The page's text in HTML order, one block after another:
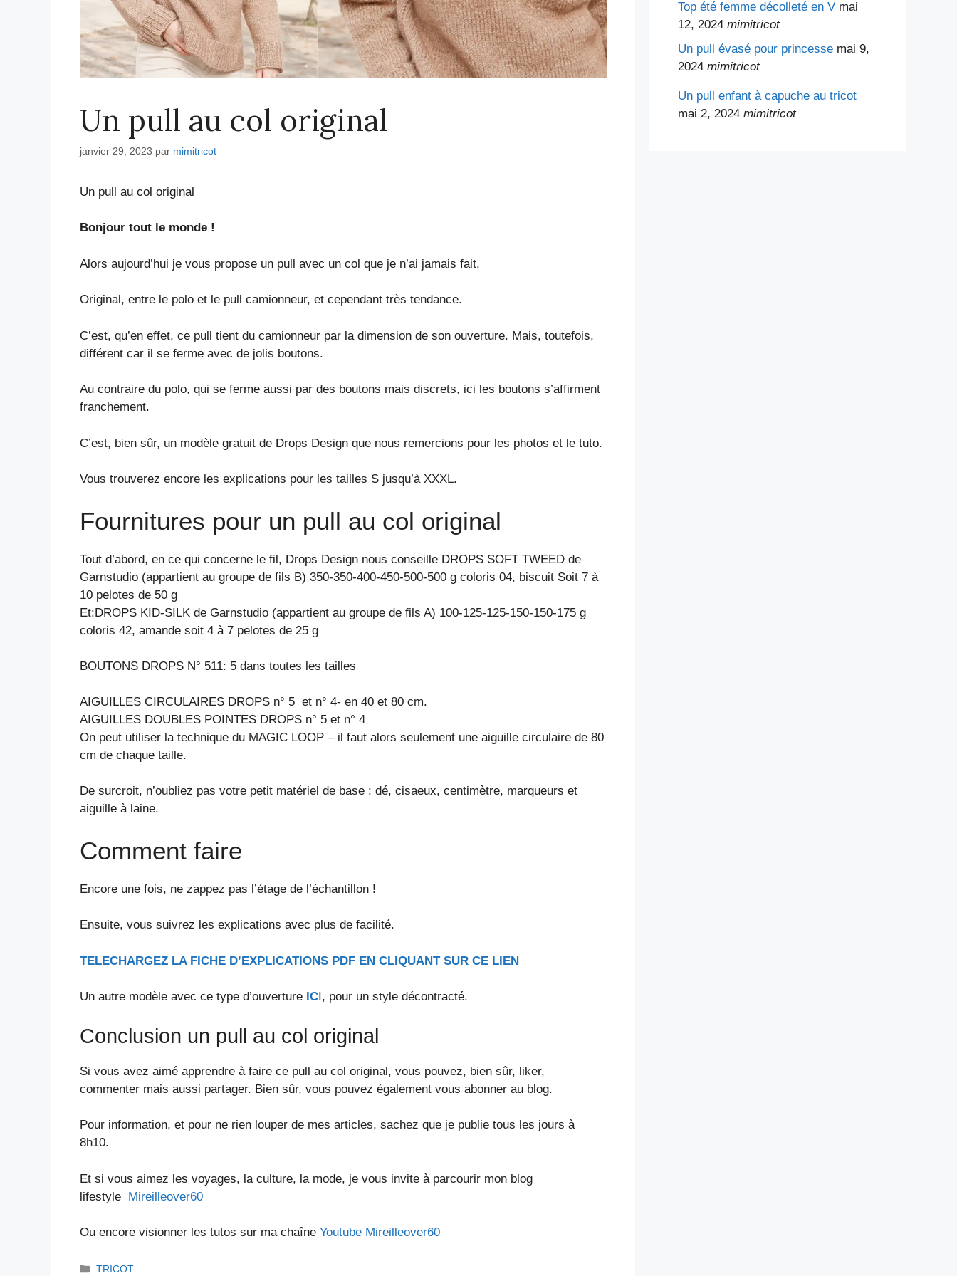
Un pull au col original
janvier 29, 2023 par mimitricot
Un pull au col original
Bonjour tout le monde !
Alors aujourd’hui je vous propose un pull avec un col que je n’ai jamais fait.
Original, entre le polo et le pull camionneur, et cependant très tendance.
C’est, qu’en effet, ce pull tient du camionneur par la dimension de son ouverture. Mais, toutefois,
différent car il se ferme avec de jolis boutons.
Au contraire du polo, qui se ferme aussi par des boutons mais discrets, ici les boutons s’affirment
franchement.
C’est, bien sûr, un modèle gratuit de Drops Design que nous remercions pour les photos et le tuto.
Vous trouverez encore les explications pour les tailles S jusqu’à XXXL.
Fournitures pour un pull au col original
Tout d’abord, en ce qui concerne le fil, Drops Design nous conseille DROPS SOFT TWEED de
Garnstudio (appartient au groupe de fils B) 350-350-400-450-500-500 g coloris 04, biscuit Soit 7 à
10 pelotes de 50 g
Et:DROPS KID-SILK de Garnstudio (appartient au groupe de fils A) 100-125-125-150-150-175 g
coloris 42, amande soit 4 à 7 pelotes de 25 g
BOUTONS DROPS N° 511: 5 dans toutes les tailles
AIGUILLES CIRCULAIRES DROPS n° 5 et n° 4- en 40 et 80 cm.
AIGUILLES DOUBLES POINTES DROPS n° 5 et n° 4
On peut utiliser la technique du MAGIC LOOP – il faut alors seulement une aiguille circulaire de 80
cm de chaque taille.
De surcroit, n’oubliez pas votre petit matériel de base : dé, cisaeux, centimètre, marqueurs et
aiguille à laine.
Comment faire
Encore une fois, ne zappez pas l’étage de l’échantillon !
Ensuite, vous suivrez les explications avec plus de facilité.
TELECHARGEZ LA FICHE D’EXPLICATIONS PDF EN CLIQUANT SUR CE LIEN
Un autre modèle avec ce type d’ouverture IC I, pour un style décontracté.
Conclusion un pull au col original
Si vous avez aimé apprendre à faire ce pull au col original, vous pouvez, bien sûr, liker,
commenter mais aussi partager. Bien sûr, vous pouvez également vous abonner au blog.
Pour information, et pour ne rien louper de mes articles, sachez que je publie tous les jours à
8h10.
Et si vous aimez les voyages, la culture, la mode, je vous invite à parcourir mon blog
lifestyle Mireilleover60
Ou encore visionner les tutos sur ma chaîne Youtube Mireilleover60
Catégories
TRICOT
Top été femme décolleté en V mai
12, 2024 mimitricot
Un pull évasé pour princesse mai 9,
2024 mimitricot
Un pull enfant à capuche au tricot
mai 2, 2024 mimitricot